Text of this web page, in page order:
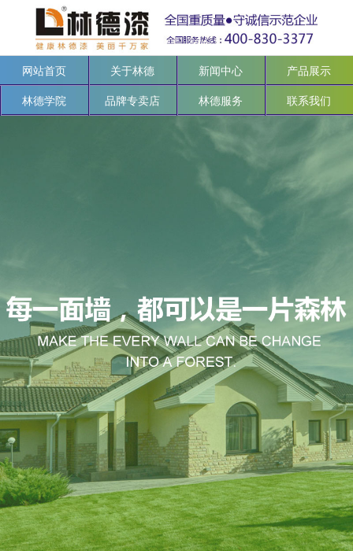
网站首页 关于林德 新闻中心 产品展示
林德学院 品牌专卖店 林德服务 联系我们